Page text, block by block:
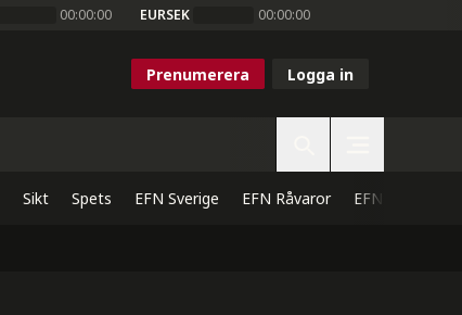
00:00:00 EURSEK 00:00:00
Prenumerera Logga in
Sikt Spets EFN Sverige EFN Råvaror EFN Direkt